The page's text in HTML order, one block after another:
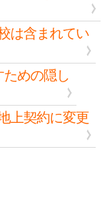
は含まれてい
ための隠し
上契約に変更